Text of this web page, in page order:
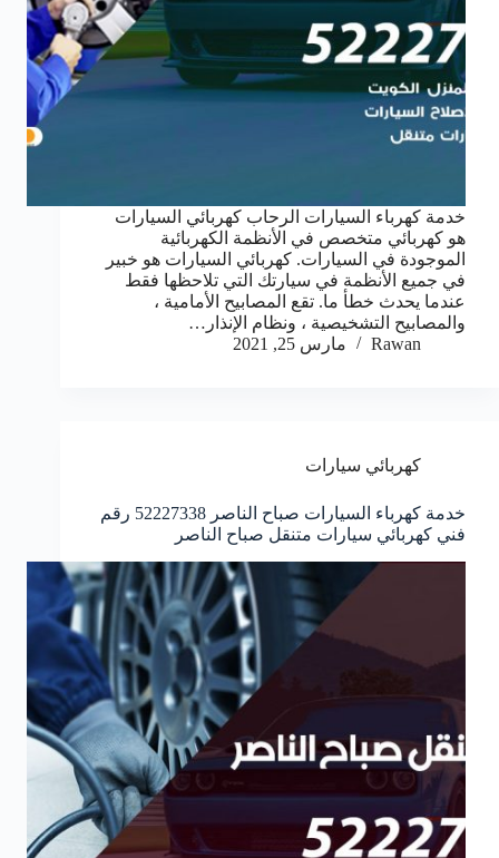
خدمة كهرباء السيارات الرحاب كهربائي السيارات
هو كهربائي متخصص في الأنظمة الكهربائية
الموجودة في السيارات. كهربائي السيارات هو خبير
في جميع الأنظمة في سيارتك التي تلاحظها فقط
عندما يحدث خطأ ما. تقع المصابيح الأمامية ،
والمصابيح التشخيصية ، ونظام الإنذار…
Rawan
مارس 25, 2021
كهربائي سيارات
خدمة كهرباء السيارات صباح الناصر 52227338 رقم
فني كهربائي سيارات متنقل صباح الناصر